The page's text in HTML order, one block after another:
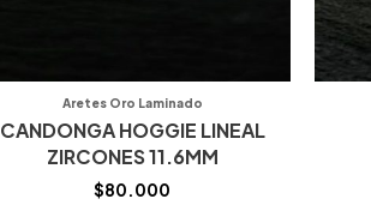
Aretes Oro Laminado
CANDONGA HOGGIE LINEAL
ZIRCONES 11.6MM
$80.000